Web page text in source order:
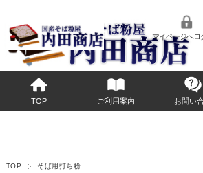
マイページへロ
TOP ご利用案内 お問い
TOP そば用打ち粉